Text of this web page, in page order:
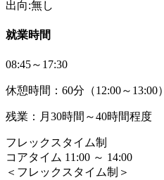
出向:無し
就業時間
08:45～17:30
休憩時間：60分（12:00～13:00）
残業：月30時間～40時間程度
フレックスタイム制
コアタイム 11:00 ～ 14:00
＜フレックスタイム制＞